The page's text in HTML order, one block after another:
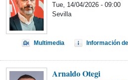
Tue, 14/04/2026 - 09:00
Sevilla
Multimedia Información
Arnaldo Otegi